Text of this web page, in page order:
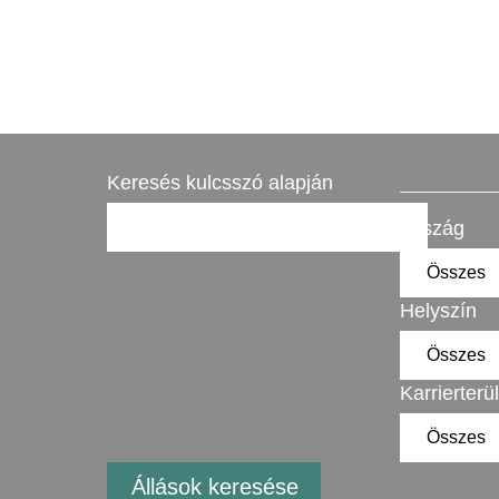
Keresés kulcsszó alapján
Ország
Helyszín